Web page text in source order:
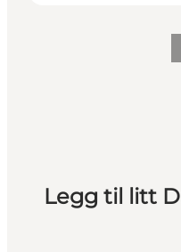
Legg til litt